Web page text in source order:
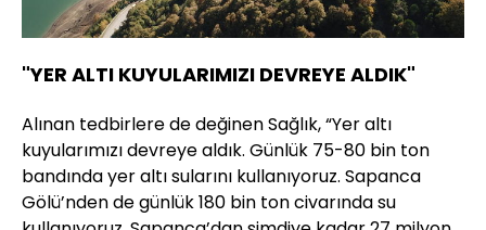
"YER ALTI KUYULARIMIZI DEVREYE ALDIK"
Alınan tedbirlere de değinen Sağlık, “Yer altı
kuyularımızı devreye aldık. Günlük 75-80 bin ton
bandında yer altı sularını kullanıyoruz. Sapanca
Gölü’nden de günlük 180 bin ton civarında su